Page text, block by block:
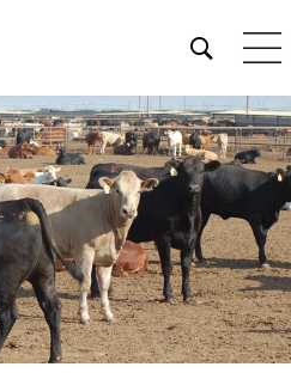
Open
site
search
form